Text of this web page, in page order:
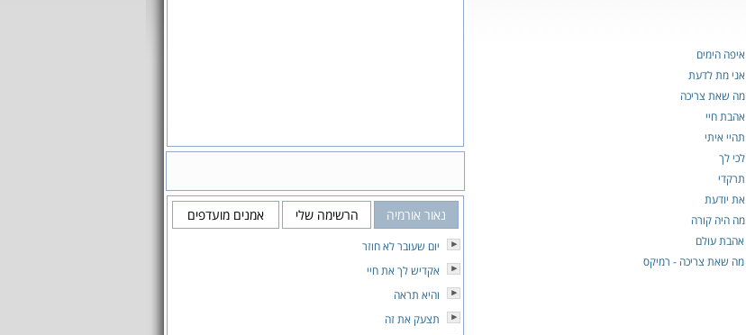
איפה הימים
אני מת לדעת
מה שאת צריכה
אהבת חיי
תהיי איתי
לכי לך
תרקדי
את יודעת
מה היה קורה
אהבת עולם
מה שאת צריכה - רמיקס
נאור אורמיה הרשימה שלי אמנים מועדפים
יום שעובר לא חוזר
אקדיש לך את חיי
והיא תראה
תצעק את זה